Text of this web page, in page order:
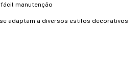
manutenção
se adaptam a diversos estilos decorativos